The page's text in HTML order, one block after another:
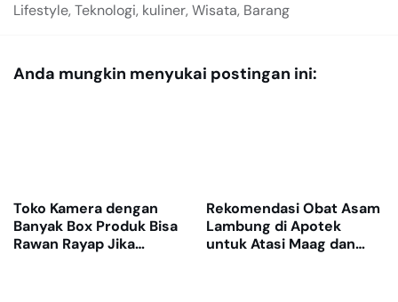
Lifestyle, Teknologi, kuliner, Wisata, Barang
Anda mungkin menyukai postingan ini:
Toko Kamera dengan
Banyak Box Produk Bisa
Rawan Rayap Jika
Rekomendasi Obat Asam
Lambung di Apotek
untuk Atasi Maag dan